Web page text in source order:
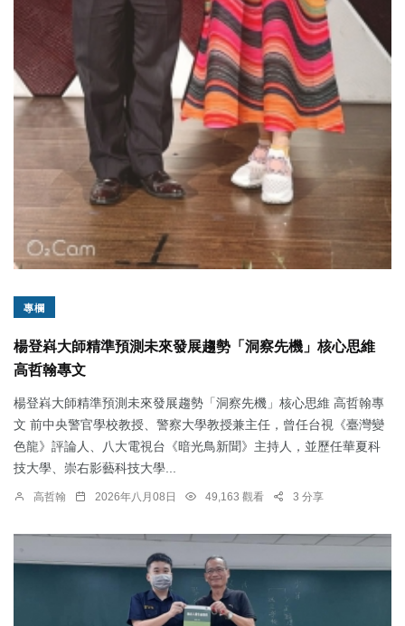
專欄
楊登嵙大師精準預測未來發展趨勢「洞察先機」核心思維
高哲翰專文
楊登嵙大師精準預測未來發展趨勢「洞察先機」核心思維 高哲翰專
文 前中央警官學校教授、警察大學教授兼主任，曾任台視《臺灣變
色龍》評論人、八大電視台《暗光鳥新聞》主持人，並歷任華夏科
技大學、崇右影藝科技大學...
高哲翰 2026年八月08日 49,163 觀看 3 分享